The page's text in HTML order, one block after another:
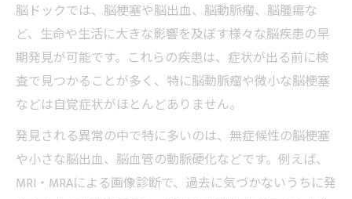
能
異常発見率が示す脳ドックの価値とは
脳ドック異常発見率から見る検査の有用性
脳ドックでの異常発見率は本当に高いのか
見つかった異常の種類別に見る脳ドックの
価値
脳ドック異常発見率と受診すべき理由の関
脳ドックでは、脳梗塞や脳出血、脳動脈瘤、脳腫瘍な
ど、生命や生活に大きな影響を及ぼす様々な脳疾患の早
期発見が可能です。これらの疾患は、症状が出る前に検
査で見つかることが多く、特に脳動脈瘤や微小な脳梗塞
などは自覚症状がほとんどありません。
発見される異常の中で特に多いのは、無症候性の脳梗塞
や小さな脳出血、脳血管の動脈硬化などです。例えば、
MRI・MRAによる画像診断で、過去に気づかないうちに発